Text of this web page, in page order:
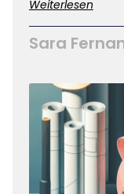
Weiterlesen
Sara